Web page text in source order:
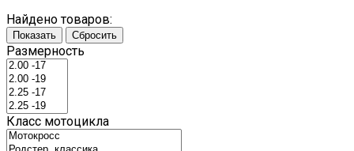
Найдено товаров:
Показать Сбросить
Размерность
Класс мотоцикла